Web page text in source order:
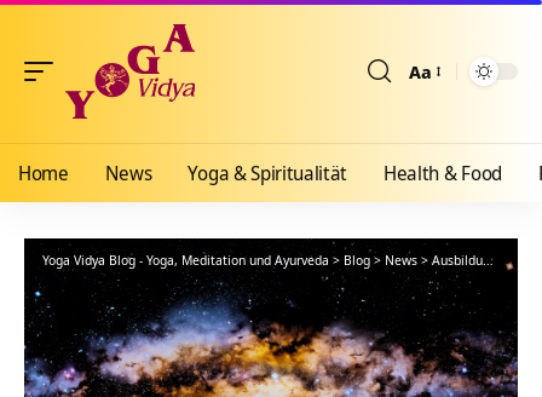
Aa
Home News Yoga & Spiritualität Health & Food
Yoga Vidya Blog - Yoga, Meditation und Ayurveda > Blog> News >Ausbildungen >